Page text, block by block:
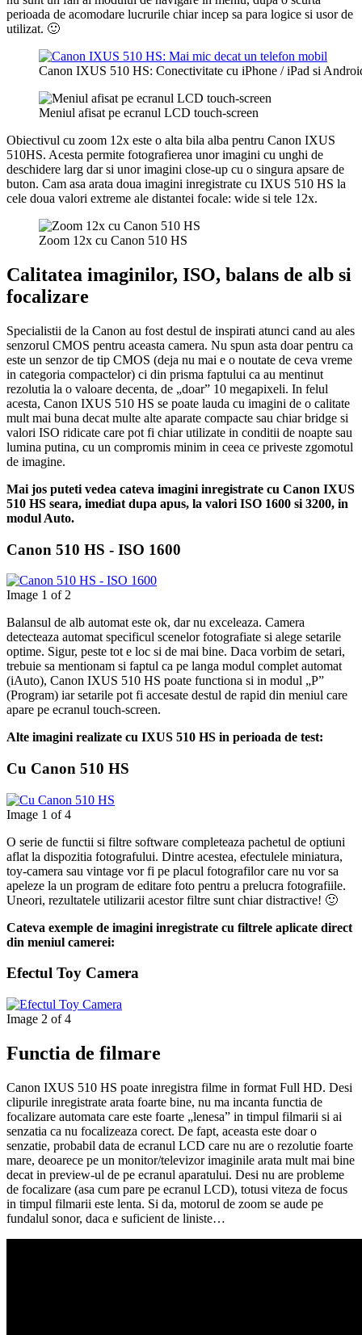
perioada de acomodare lucrurile chiar incep sa para logice si usor de
utilizat. 🙂
Canon IXUS 510 HS: Conectivitate cu iPhone / iPad si
Meniul afisat pe ecranul LCD touch-screen
Obiectivul cu zoom 12x este o alta bila alba pentru Canon IXUS
510HS. Acesta permite fotografierea unor imagini cu unghi de
deschidere larg dar si unor imagini close-up cu o singura apsare de
buton. Cam asa arata doua imagini inregistrate cu IXUS 510 HS la
cele doua valori extreme ale distantei focale: wide si tele 12x.
Zoom 12x cu Canon 510 HS
Calitatea imaginilor, ISO, balans de alb si
focalizare
Specialistii de la Canon au fost destul de inspirati atunci cand au ales
senzorul CMOS pentru aceasta camera. Nu spun asta doar pentru ca
este un senzor de tip CMOS (deja nu mai e o noutate de ceva vreme
in categoria compactelor) ci din prisma faptului ca au mentinut
rezolutia la o valoare decenta, de „doar” 10 megapixeli. In felul
acesta, Canon IXUS 510 HS se poate lauda cu imagini de o calitate
mult mai buna decat multe alte aparate compacte sau chiar bridge si
valori ISO ridicate care pot fi chiar utilizate in conditii de noapte sau
lumina putina, cu un compromis minim in ceea ce priveste zgomotul
de imagine.
Mai jos puteti vedea cateva imagini inregistrate cu Canon IXUS
510 HS seara, imediat dupa apus, la valori ISO 1600 si 3200, in
modul Auto.
Canon 510 HS - ISO 1600
Image 1 of 2
Balansul de alb automat este ok, dar nu exceleaza. Camera
detecteaza automat specificul scenelor fotografiate si alege setarile
optime. Sigur, peste tot e loc si de mai bine. Daca vorbim de setari,
trebuie sa mentionam si faptul ca pe langa modul complet automat
(iAuto), Canon IXUS 510 HS poate functiona si in modul „P”
(Program) iar setarile pot fi accesate destul de rapid din meniul care
apare pe ecranul touch-screen.
Alte imagini realizate cu IXUS 510 HS in perioada de test:
Cu Canon 510 HS
Image 1 of 4
O serie de functii si filtre software completeaza pachetul de optiuni
aflat la dispozitia fotografului. Dintre acestea, efectulele miniatura,
toy-camera sau vintage vor fi pe placul fotografilor care nu vor sa
apeleze la un program de editare foto pentru a prelucra fotografiile.
Uneori, rezultatele utilizarii acestor filtre sunt chiar distractive! 🙂
Cateva exemple de imagini inregistrate cu filtrele aplicate direct
din meniul camerei:
Efectul Toy Camera
Image 2 of 4
Functia de filmare
Canon IXUS 510 HS poate inregistra filme in format Full HD. Desi
clipurile inregistrate arata foarte bine, nu ma incanta functia de
focalizare automata care este foarte „lenesa” in timpul filmarii si ai
senzatia ca nu focalizeaza corect. De fapt, aceasta este doar o
senzatie, probabil data de ecranul LCD care nu are o rezolutie foarte
mare, deoarece pe un monitor/televizor imaginile arata mult mai bine
decat in preview-ul de pe ecranul aparatului. Desi nu are probleme
de focalizare (asa cum pare pe ecranul LCD), totusi viteza de focus
in timpul filmarii este lenta. Si da, motorul de zoom se aude pe
fundalul sonor, daca e suficient de liniste…